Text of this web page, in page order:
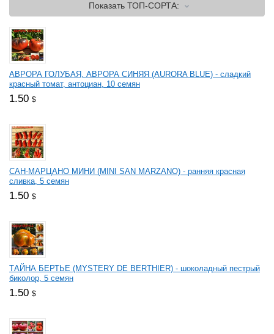
ПоказатьТОП-СОРТА:
АВРОРА ГОЛУБАЯ, АВРОРА СИНЯЯ (AURORA BLUE) - сладкий
красный томат, антоциан, 10 семян
1.50 $
САН-МАРЦАНО МИНИ (MINI SAN MARZANO) - ранняя красная
сливка, 5 семян
1.50 $
ТАЙНА БЕРТЬЕ (MYSTERY DE BERTHIER) - шоколадный пестрый
биколор, 5 семян
1.50 $